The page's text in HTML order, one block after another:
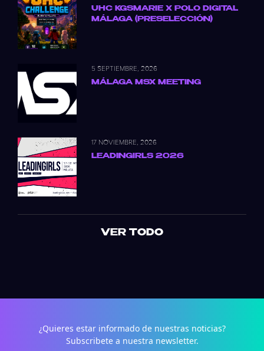
UHC KGSMARIE X POLO DIGITAL
MÁLAGA (PRESELECCIÓN)
5 SEPTIEMBRE, 2026
MÁLAGA MSX MEETING
17 NOVIEMBRE, 2026
LEADINGIRLS 2026
VER TODO
¿Quieres estar informado de nuestras noticias?
Subscribete a nuestra newsletter.